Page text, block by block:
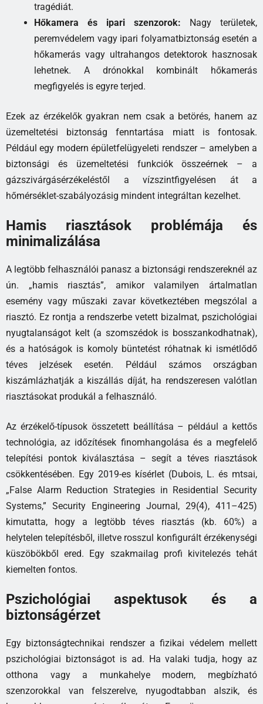
tragédiát.
Hőkamera és ipari szenzorok: Nagy területek,
peremvédelem vagy ipari folyamatbiztonság esetén a
hőkamerás vagy ultrahangos detektorok hasznosak
lehetnek. A drónokkal kombinált hőkamerás
megfigyelés is egyre terjed.
Ezek az érzékelők gyakran nem csak a betörés, hanem az
üzemeltetési biztonság fenntartása miatt is fontosak.
Például egy modern épületfelügyeleti rendszer – amelyben a
biztonsági és üzemeltetési funkciók összeérnek – a
gázszivárgásérzékeléstől a vízszintfigyelésen át a
hőmérséklet-szabályozásig mindent integráltan kezelhet.
Hamis riasztások problémája és
minimalizálása
A legtöbb felhasználói panasz a biztonsági rendszereknél az
ún. „hamis riasztás”, amikor valamilyen ártalmatlan
esemény vagy műszaki zavar következtében megszólal a
riasztó. Ez rontja a rendszerbe vetett bizalmat, pszichológiai
nyugtalanságot kelt (a szomszédok is bosszankodhatnak),
és a hatóságok is komoly büntetést róhatnak ki ismétlődő
téves jelzések esetén. Például számos országban
kiszámlázhatják a kiszállás díját, ha rendszeresen valótlan
riasztásokat produkál a felhasználó.
Az érzékelő-típusok összetett beállítása – például a kettős
technológia, az időzítések finomhangolása és a megfelelő
telepítési pontok kiválasztása – segít a téves riasztások
csökkentésében. Egy 2019-es kísérlet (Dubois, L. és mtsai,
„False Alarm Reduction Strategies in Residential Security
Systems,” Security Engineering Journal, 29(4), 411–425)
kimutatta, hogy a legtöbb téves riasztás (kb. 60%) a
helytelen telepítésből, illetve rosszul konfigurált érzékenységi
küszöbökből ered. Egy szakmailag profi kivitelezés tehát
kiemelten fontos.
Pszichológiai aspektusok és a
biztonságérzet
Egy biztonságtechnikai rendszer a fizikai védelem mellett
pszichológiai biztonságot is ad. Ha valaki tudja, hogy az
otthona vagy a munkahelye modern, megbízható
szenzorokkal van felszerelve, nyugodtabban alszik, és